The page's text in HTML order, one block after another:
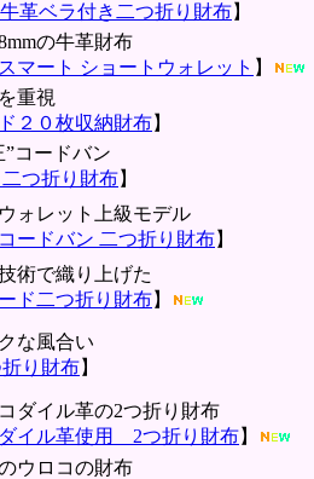
革ベラ付き二つ折り財布】
の牛革財布
マート ショートウォレット 】
重視
２０枚収納財布】
”コードバン
つ折り財布】
ォレット上級モデル
ードバン 二つ折り財布】
術で織り上げた
ド二つ折り財布】
な風合い
り財布】
ダイル革の2つ折り財布
イル革使用 2つ折り財布】
ウロコの財布